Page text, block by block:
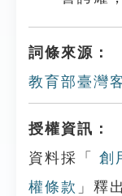
詞條來源：
教育部臺灣
授權資訊：
資料採「
創
權條款 」釋出